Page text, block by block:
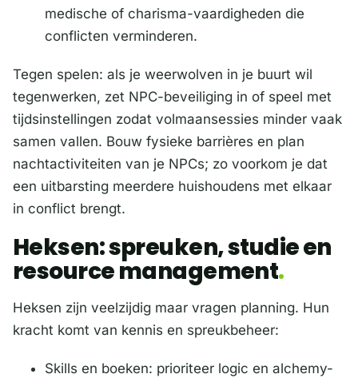
medische of charisma-vaardigheden die
conflicten verminderen.
Tegen spelen: als je weerwolven in je buurt wil
tegenwerken, zet NPC-beveiliging in of speel met
tijdsinstellingen zodat volmaansessies minder vaak
samen vallen. Bouw fysieke barrières en plan
nachtactiviteiten van je NPCs; zo voorkom je dat
een uitbarsting meerdere huishoudens met elkaar
in conflict brengt.
Heksen: spreuken, studie en
resource management
Heksen zijn veelzijdig maar vragen planning. Hun
kracht komt van kennis en spreukbeheer:
Skills en boeken: prioriteer logic en alchemy-